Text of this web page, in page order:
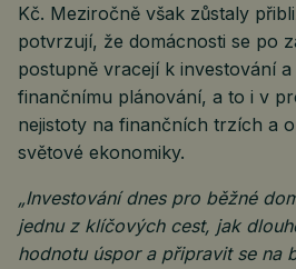
Kč. Meziročně však zůstaly
potvrzují, že domácnosti se po
postupně vracejí k investování
finančnímu plánování, a to i v
nejistoty na finančních trzích a
světové ekonomiky.
„Investování dnes pro běžné
jednu z klíčových cest, jak
hodnotu úspor a připravit se na